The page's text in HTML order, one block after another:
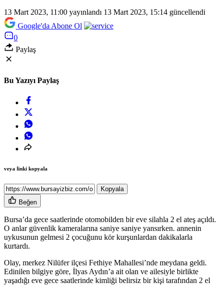
13 Mart 2023, 11:00 yayınlandı 13 Mart 2023, 15:14 güncellendi
Google'da Abone Ol
0
Paylaş
Bu Yazıyı Paylaş
veya linki kopyala
Kopyala
Beğen
Bursa’da gece saatlerinde otomobilden bir eve silahla 2 el ateş açıldı.
O anlar güvenlik kameralarına saniye saniye yansırken. annenin
uykusunun gelmesi 2 çocuğunu kör kurşunlardan dakikalarla
kurtardı.
Olay, merkez Nilüfer ilçesi Fethiye Mahallesi’nde meydana geldi.
Edinilen bilgiye göre, İlyas Aydın’a ait olan ve ailesiyle birlikte
yaşadığı eve gece saatlerinde kimliği belirsiz bir kişi tarafından 2 el